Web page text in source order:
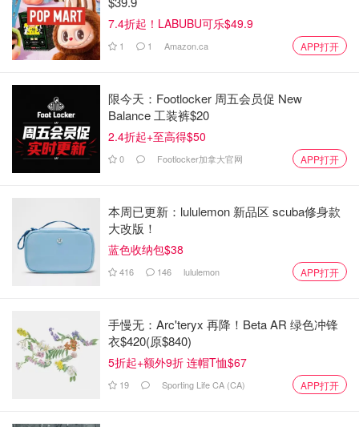
7.4折起！LABUBU可乐$49.9
1 1 Amazon.ca APP打开
限今天：Footlocker 周五会员促 New
Balance 工装裤$20
2.4折起+至高得$50
0 Footlocker加拿大官网 APP打开
本周已更新：lululemon 新品区 scuba修身款
大改版！
蓝色收纳包$38
416 146 lululemon APP打开
手慢无：Arc'teryx 再降！Beta AR 绿色冲锋
衣$420(原$840)
5折起+额外9折 连帽T恤$67
19 Sporting Life CA (CA) APP打开